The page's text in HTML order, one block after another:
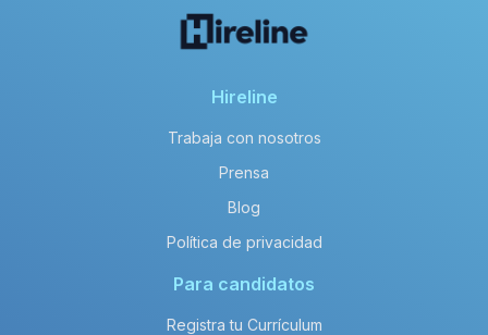
Hireline
Trabaja con nosotros
Prensa
Blog
Política de privacidad
Para candidatos
Registra tu Currículum